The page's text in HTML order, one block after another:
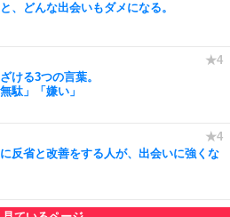
、どんな出会いもダメになる。
ける3つの言葉。
駄」「嫌い」
反省と改善をする人が、出会いに強くな